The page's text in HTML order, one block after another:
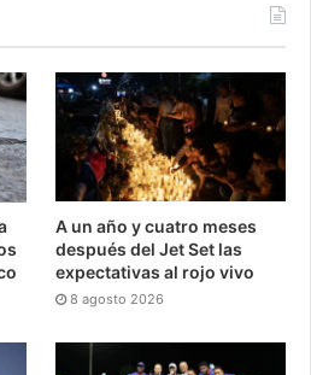
A un año y cuatro meses
después del Jet Set las
expectativas al rojo vivo
8 agosto 2026